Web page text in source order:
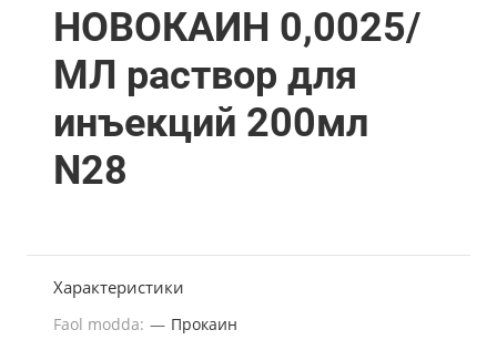
НОВОКАИН 0,0025/
МЛ раствор для
инъекций 200мл
N28
Характеристики
Faol modda: — Прокаин